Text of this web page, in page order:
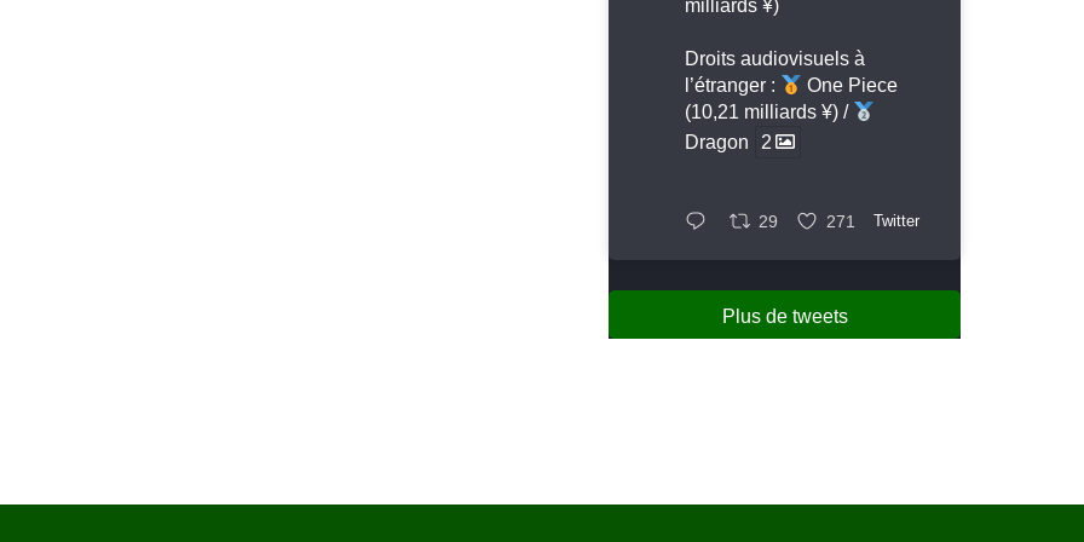
milliards ¥)
Droits audiovisuels à
l’étranger :
One Piece
(10,21 milliards ¥) /
Dragon
2
29 271 Twitter
Plus de tweets